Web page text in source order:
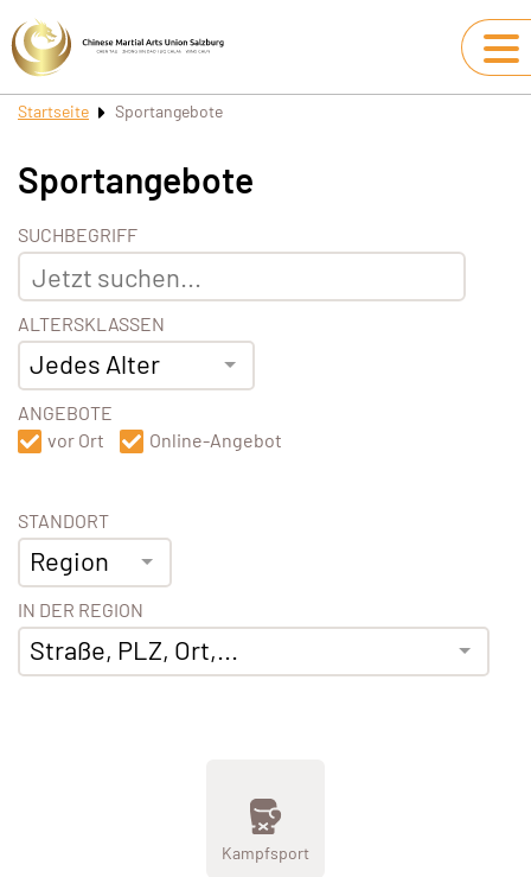
Startseite Sportangebote
Sportangebote
SUCHBEGRIFF
ALTERSKLASSEN
Jedes Alter
ANGEBOTE
vor Ort
Online-Angebot
STANDORT
Region
IN DER REGION
Straße, PLZ, Ort,...
Kampfsport